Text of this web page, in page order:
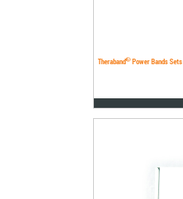
Theraband®Power Bands Sets